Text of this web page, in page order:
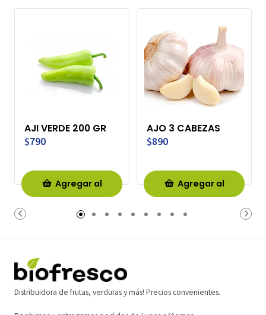
AJI VERDE 200 GR
$790
Agregar al
Carro
AJO 3 CABEZAS
$890
Agregar al
Carro
Distribuidora de frutas, verduras y más! Precios convenientes.